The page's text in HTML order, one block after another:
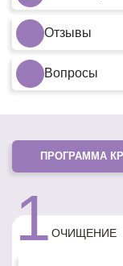
Отзывы
Вопросы
ПРОГРАММА
1ОЧИЩЕНИЕ